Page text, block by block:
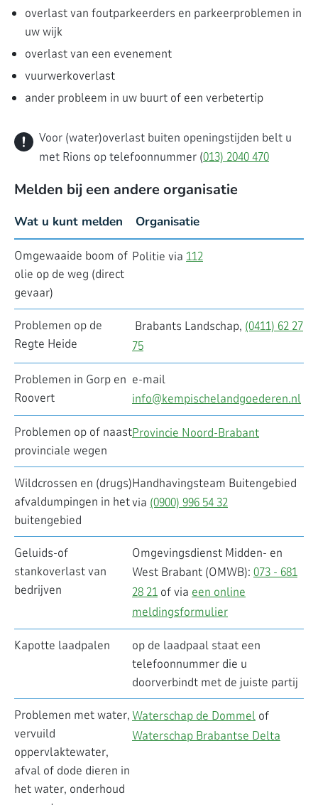
overlast van foutparkeerders en parkeerproblemen in
uw wijk
overlast van een evenement
vuurwerkoverlast
ander probleem in uw buurt of een verbetertip
Voor (water)overlast buiten openingstijden belt u
met Rions op telefoonnummer (013) 2040 470
Melden bij een andere organisatie
Wat u kunt melden Organisatie
Omgewaaide boom of
olie op de weg (direct
gevaar)
Politie via 112
Problemen op de
Regte Heide
Brabants Landschap, (0411) 62 27
75
Problemen in Gorp en
Roovert
e-mail
info@kempischelandgoederen.nl
Problemen op of naast
provinciale wegen
Provincie Noord-Brabant
Wildcrossen en (drugs)
afvaldumpingen in het
buitengebied
Handhavingsteam Buitengebied
via (0900) 996 54 32
Geluids-of
stankoverlast van
bedrijven
Omgevingsdienst Midden- en
West Brabant (OMWB): 073 - 681
28 21 of via een online
meldingsformulier
Kapotte laadpalen
op de laadpaal staat een
telefoonnummer die u
doorverbindt met de juiste partij
Problemen met water,
vervuild
oppervlaktewater,
afval of dode dieren in
het water, onderhoud
Waterschap de Dommel of
Waterschap Brabantse Delta